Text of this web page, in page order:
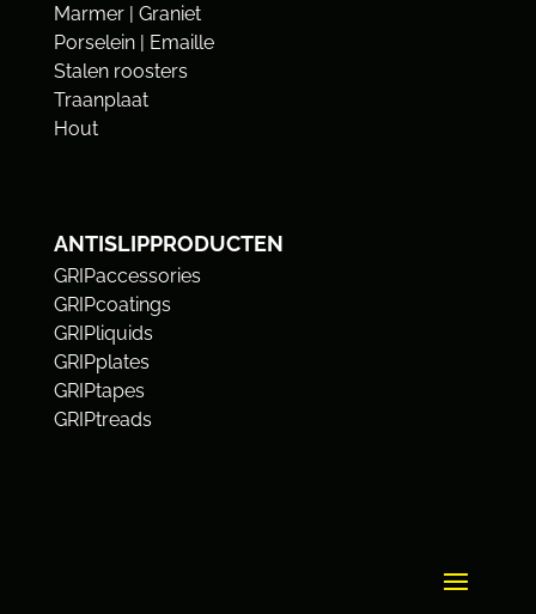
Marmer | Graniet
Porselein | Emaille
Stalen roosters
Traanplaat
Hout
ANTISLIPPRODUCTEN
GRIPaccessories
GRIPcoatings
GRIPliquids
GRIPplates
GRIPtapes
GRIPtreads